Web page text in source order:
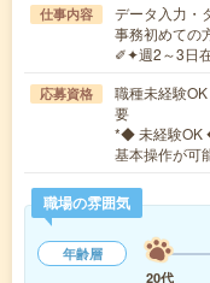
仕事内容
データ入力・
事務初めての
✐✦週2～3日
応募資格
職種未経験
要
*◆ 未経験OK
基本操作が可
職場の雰囲気
年齢層
20代